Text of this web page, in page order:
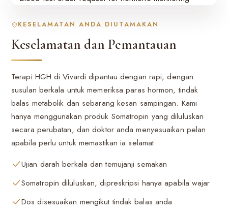
KESELAMATAN ANDA DIUTAMAKAN
Keselamatan dan Pemantauan
Terapi HGH di Vivardi dipantau dengan rapi, dengan
susulan berkala untuk memeriksa paras hormon, tindak
balas metabolik dan sebarang kesan sampingan. Kami
hanya menggunakan produk Somatropin yang diluluskan
secara perubatan, dan doktor anda menyesuaikan pelan
apabila perlu untuk memastikan ia selamat.
Ujian darah berkala dan temujanji semakan
Somatropin diluluskan, dipreskripsi hanya apabila wajar
Dos disesuaikan mengikut tindak balas anda